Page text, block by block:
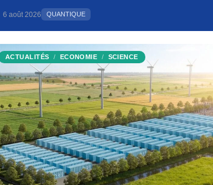
bouleversant les fondements de la
physique
6 août 2026 QUANTIQUE
ACTUALITÉS ECONOMIE SCIENCE